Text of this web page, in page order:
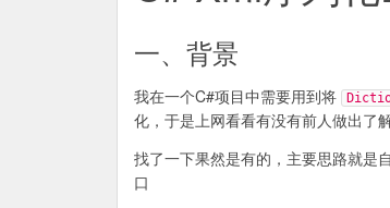
一、背景
我在一个C#项目中需要用到将
化，于是上网看看有没有前人做出了
找了一下果然是有的，主要思路就是
口